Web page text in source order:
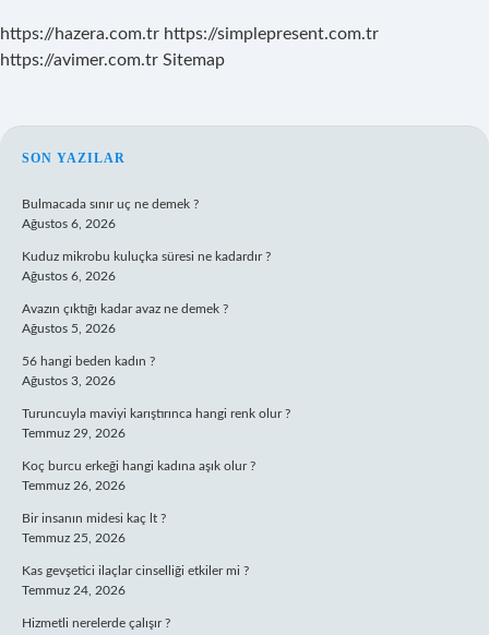
https://hazera.com.tr https://simplepresent.com.tr
https://avimer.com.tr Sitemap
SIDEBAR
SON YAZILAR
Bulmacada sınır uç ne demek ?
Ağustos 6, 2026
Kuduz mikrobu kuluçka süresi ne kadardır ?
Ağustos 6, 2026
Avazın çıktığı kadar avaz ne demek ?
Ağustos 5, 2026
56 hangi beden kadın ?
Ağustos 3, 2026
Turuncuyla maviyi karıştırınca hangi renk olur ?
Temmuz 29, 2026
Koç burcu erkeği hangi kadına aşık olur ?
Temmuz 26, 2026
Bir insanın midesi kaç lt ?
Temmuz 25, 2026
Kas gevşetici ilaçlar cinselliği etkiler mi ?
Temmuz 24, 2026
Hizmetli nerelerde çalışır ?